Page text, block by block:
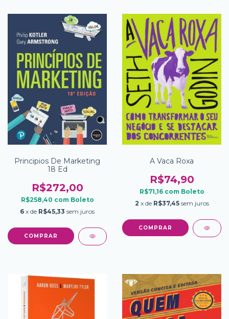
Principios De Marketing
18 Ed
R$272,00
R$258,40 com Boleto
6 x de R$45,33 sem juros
A Vaca Roxa
R$74,90
R$71,16 com Boleto
2 x de R$37,45 sem juros